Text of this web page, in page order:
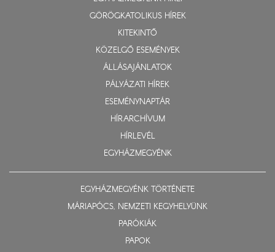
GÖRÖGKATOLIKUS HÍREK
KITEKINTŐ
KÖZELGŐ ESEMÉNYEK
ÁLLÁSAJÁNLATOK
PÁLYÁZATI HÍREK
ESEMÉNYNAPTÁR
HÍRARCHÍVUM
HÍRLEVÉL
EGYHÁZMEGYÉNK
EGYHÁZMEGYÉNK TÖRTÉNETE
MÁRIAPÓCS, NEMZETI KEGYHELYÜNK
PARÓKIÁK
PAPOK